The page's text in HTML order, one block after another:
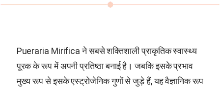
Pueraria Mirificaने सबसे शक्तिशाली प्राकृतिक स्वास्थ्य
पूरक के रूप में अपनी प्रतिष्ठा बनाई है। जबकि इसके प्रभाव
मुख्य रूप से इसके एस्ट्रोजेनिक गुणों से जुड़े हैं, यह वैज्ञानिक रूप